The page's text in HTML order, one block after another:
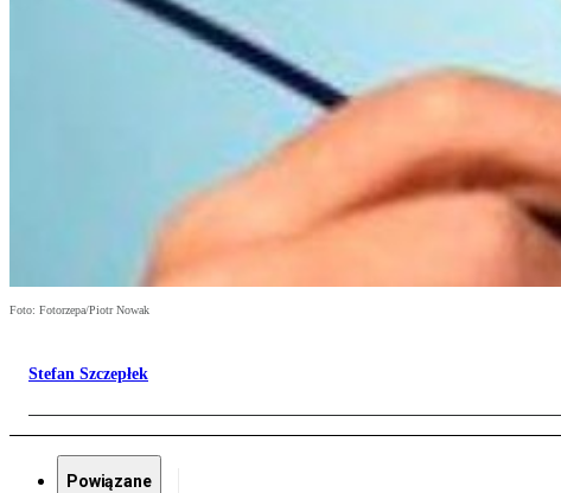
Foto: Fotorzepa/Piotr Nowak
Stefan Szczepłek
Powiązane